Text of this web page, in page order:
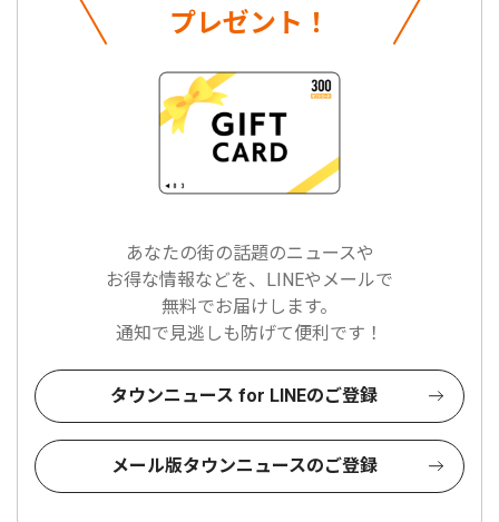
プレゼント！
あなたの街の話題のニュースや
お得な情報などを、LINEやメールで
無料でお届けします。
通知で見逃しも防げて便利です！
タウンニュース for LINEのご登録
メール版タウンニュースのご登録